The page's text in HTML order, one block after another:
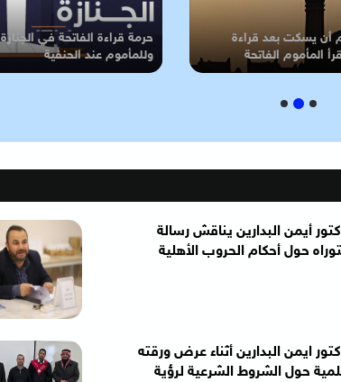
أن يسكت بعد قراءة
المأموم الفاتحة
حرمة قراءة الفاتحة في الجنازة
وللمأموم عند الحنفية
أيمن البدارين يناقش رسالة
حول أحكام الحروب الأهلية
ايمن البدارين أثناء عرض ورقته
حول الشروط الشرعية لرؤية